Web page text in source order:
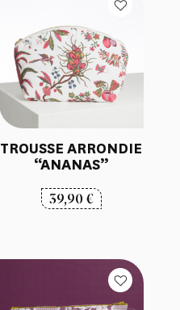
TROUSSE ARRONDIE
“ANANAS”
39,90€